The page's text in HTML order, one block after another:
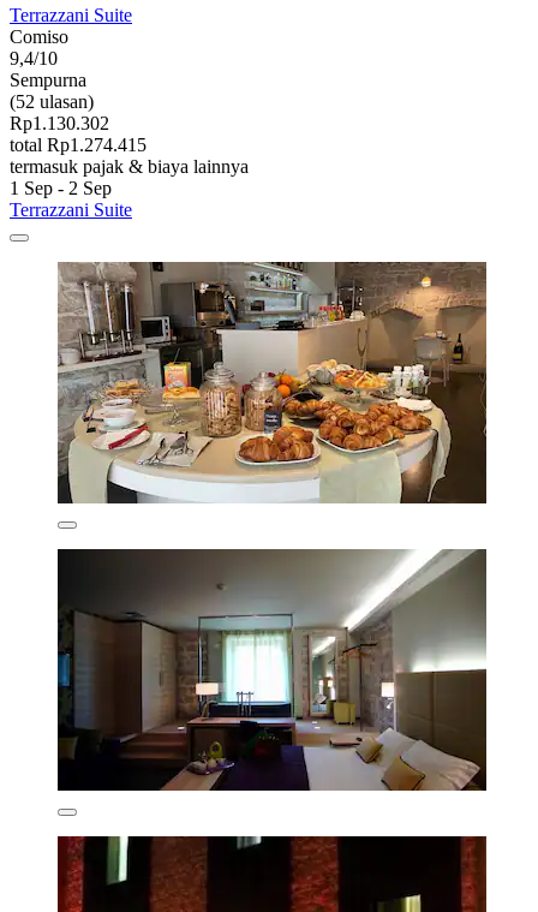
Terrazzani Suite
Comiso
9,4/10
Sempurna
(52 ulasan)
Rp1.130.302
total Rp1.274.415
termasuk pajak & biaya lainnya
1 Sep - 2 Sep
Terrazzani Suite